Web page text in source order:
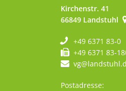
Kirchenstr. 41
66849 Landstuhl
+49 6371 83-0
+49 6371 83-
Postadresse: